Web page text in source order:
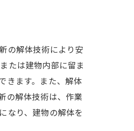
の解体技術により安
たは建物内部に留ま
きます。また、解体
の解体技術は、作業
なり、建物の解体を